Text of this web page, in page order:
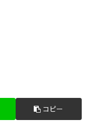
コピー